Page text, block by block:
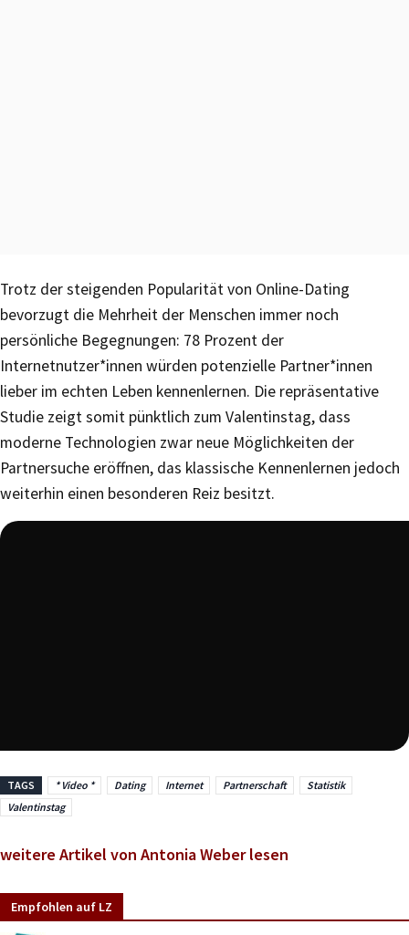
Trotz der steigenden Popularität von Online-Dating
bevorzugt die Mehrheit der Menschen immer noch
persönliche Begegnungen: 78 Prozent der
Internetnutzer*innen würden potenzielle Partner*innen
lieber im echten Leben kennenlernen. Die repräsentative
Studie zeigt somit pünktlich zum Valentinstag, dass
moderne Technologien zwar neue Möglichkeiten der
Partnersuche eröffnen, das klassische Kennenlernen jedoch
weiterhin einen besonderen Reiz besitzt.
TAGS * Video * Dating Internet Partnerschaft
Statistik
Valentinstag
weitere Artikel von Antonia Weber lesen
Empfohlen auf LZ